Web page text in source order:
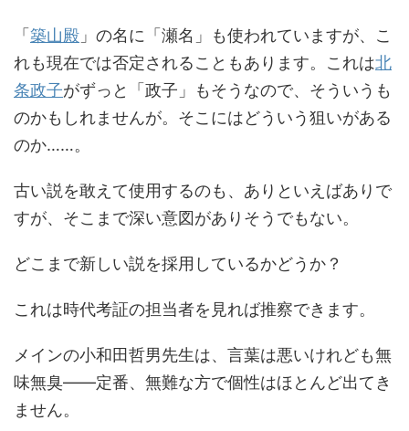
「 築山殿 」の名に「瀬名」も使われていますが、こ
れも現在では否定されることもあります。これは北
条政子がずっと「政子」もそうなので、そういうも
のかもしれませんが。そこにはどういう狙いがある
のか……。
古い説を敢えて使用するのも、ありといえばありで
すが、そこまで深い意図がありそうでもない。
どこまで新しい説を採用しているかどうか？
これは時代考証の担当者を見れば推察できます。
メインの小和田哲男先生は、言葉は悪いけれども無
味無臭――定番、無難な方で個性はほとんど出てき
ません。